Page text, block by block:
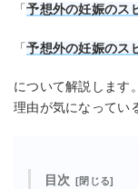
「予想外の妊娠のス
「予想外の妊娠のス
について解説します
理由が気になってい
目次